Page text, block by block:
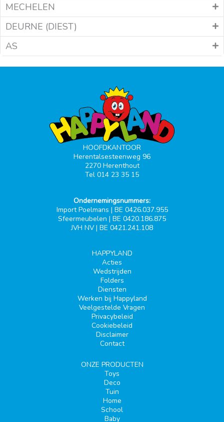
MECHELEN
DEURNE (DIEST)
AS
HOOFDKANTOOR
Herentalsesteenweg 96
2270 Herenthout
Tel 014 23 35 15
Ondernemingsnummers:
Import Poelmans | BE 0426.037.955
Sfeermeubelen | BE 0420.186.875
JVH NV | BE 0421.241.108
HAPPYLAND
Acties
Wedstrijden
Folders
Diensten
Werken bij Happyland
Veelgestelde Vragen
Privacybeleid
Cookiebeleid
Disclaimer
Contact
ONZE PRODUCTEN
Toys
Deco
Tuin
Home
School
Baby